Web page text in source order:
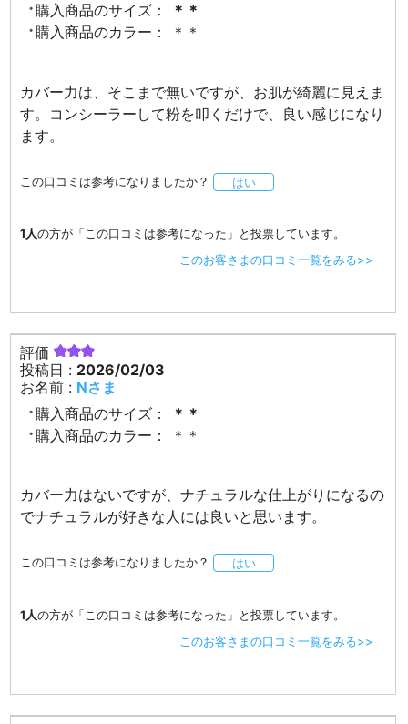
購入商品のサイズ：
＊＊
購入商品のカラー：
＊＊
カバー力は、そこまで無いですが、お肌が綺麗に見えま
す。コンシーラーして粉を叩くだけで、良い感じになり
ます。
この口コミは参考になりましたか？ はい
1人の方が「この口コミは参考になった」と投票しています。
このお客さまの口コミ一覧をみる>>
評価
投稿日 : 2026/02/03
お名前 : Nさま
購入商品のサイズ：
＊＊
購入商品のカラー：
＊＊
カバー力はないですが、ナチュラルな仕上がりになるの
でナチュラルが好きな人には良いと思います。
この口コミは参考になりましたか？ はい
1人の方が「この口コミは参考になった」と投票しています。
このお客さまの口コミ一覧をみる>>